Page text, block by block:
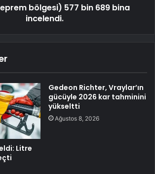
bölgesi) 577 bin 689 bina
incelendi.
Litre
Gedeon Richter, Vraylar’ın
gücüyle 2026 kar tahminini
yükseltti
Ağustos 8, 2026